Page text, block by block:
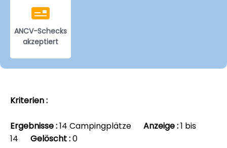
ANCV-Schecks
akzeptiert
Kriterien :
Ergebnisse :14 Campingplätze Anzeige :1 bis
14 Gelöscht :0